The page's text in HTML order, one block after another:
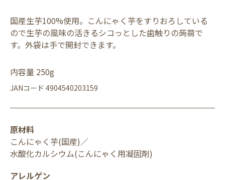
国産生芋100%使用。こんにゃく芋をすりおろしている
ので生芋の風味の活きるシコっとした歯触りの蒟蒻で
す。外袋は手で開封できます。
内容量 250g
JANコード 4904540203159
原材料
こんにゃく芋(国産)／
水酸化カルシウム(こんにゃく用凝固剤)
アレルゲン